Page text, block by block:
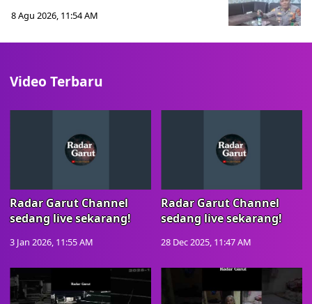
8 Agu 2026, 11:54 AM
Video Terbaru
Radar Garut Channel
sedang live sekarang!
3 Jan 2026, 11:55 AM
Radar Garut Channel
sedang live sekarang!
28 Dec 2025, 11:47 AM